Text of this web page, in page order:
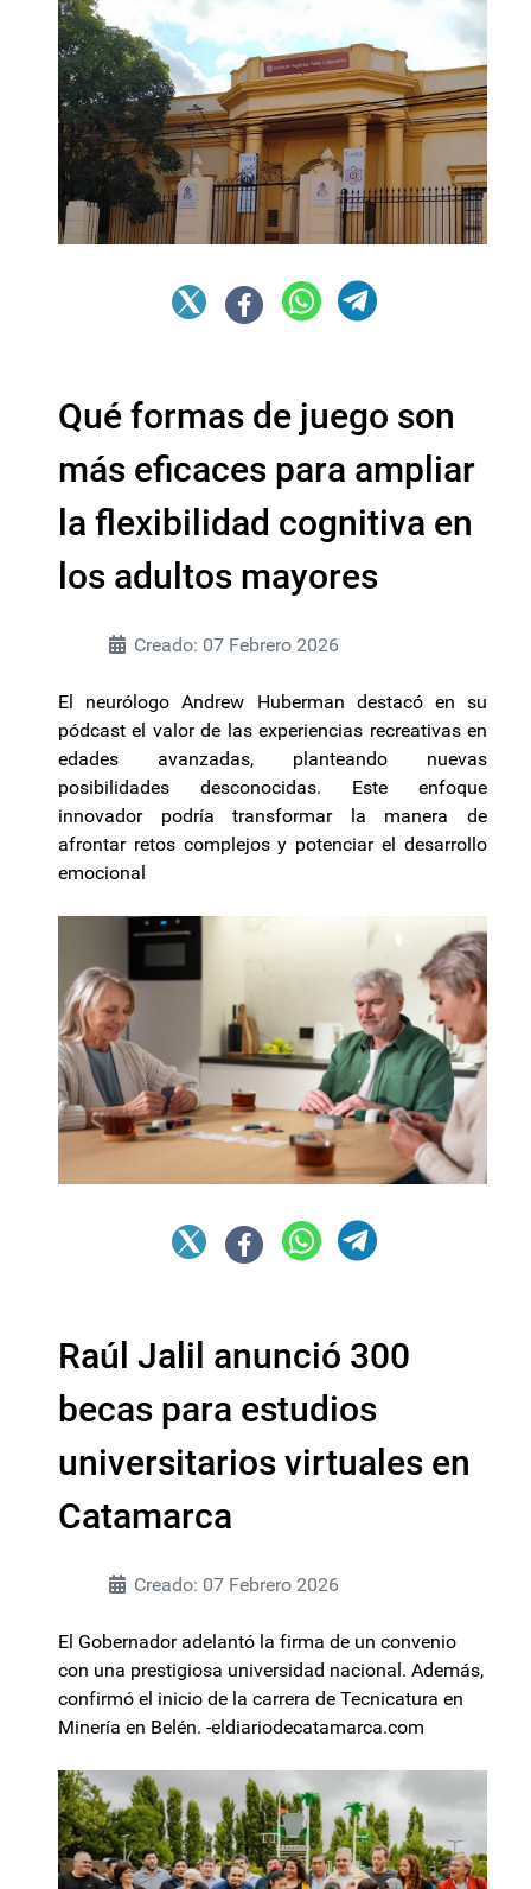
Qué formas de juego son
más eficaces para ampliar
la flexibilidad cognitiva en
los adultos mayores
Creado: 07 Febrero 2026
El neurólogo Andrew Huberman destacó en su
pódcast el valor de las experiencias recreativas en
edades avanzadas, planteando nuevas
posibilidades desconocidas. Este enfoque
innovador podría transformar la manera de
afrontar retos complejos y potenciar el desarrollo
emocional
Raúl Jalil anunció 300
becas para estudios
universitarios virtuales en
Catamarca
Creado: 07 Febrero 2026
El Gobernador adelantó la firma de un convenio
con una prestigiosa universidad nacional. Además,
confirmó el inicio de la carrera de Tecnicatura en
Minería en Belén. -eldiariodecatamarca.com